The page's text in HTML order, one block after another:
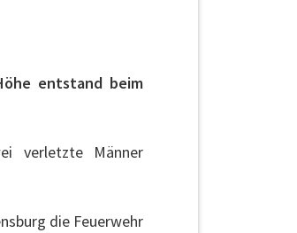
entstand beim
verletzte Männer
die Feuerwehr